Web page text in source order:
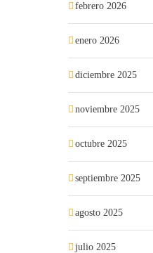
febrero 2026
enero 2026
diciembre 2025
noviembre 2025
octubre 2025
septiembre 2025
agosto 2025
julio 2025